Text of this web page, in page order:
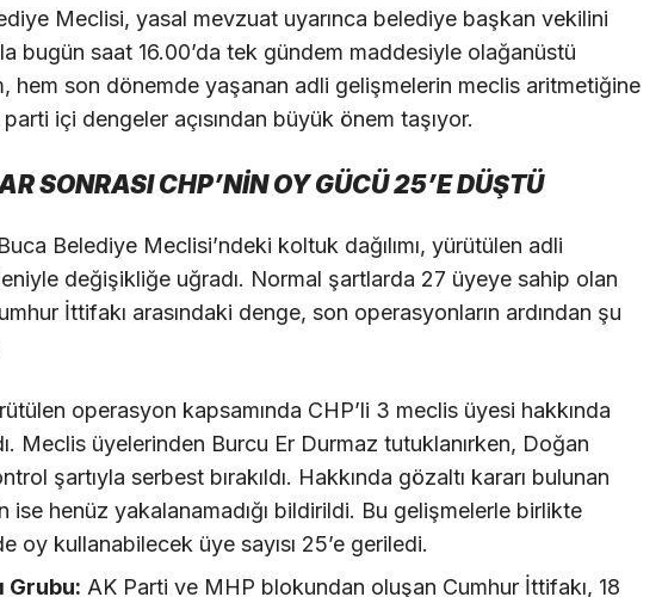
Meclisi, yasal mevzuat uyarınca belediye başkan vekilini
bugün saat 16.00’da tek gündem maddesiyle olağanüstü
hem son dönemde yaşanan adli gelişmelerin meclis aritmetiğine
parti içi dengeler açısından büyük önem taşıyor.
SONRASI CHP’NİN OY GÜCÜ 25’E DÜŞTÜ
Belediye Meclisi’ndeki koltuk dağılımı, yürütülen adli
değişikliğe uğradı. Normal şartlarda 27 üyeye sahip olan
İttifakı arasındaki denge, son operasyonların ardından şu
operasyon kapsamında CHP’li 3 meclis üyesi hakkında
Meclis üyelerinden Burcu Er Durmaz tutuklanırken, Doğan
şartıyla serbest bırakıldı. Hakkında gözaltı kararı bulunan
ise henüz yakalanamadığı bildirildi. Bu gelişmelerle birlikte
oy kullanabilecek üye sayısı 25’e geriledi.
Grubu: AK Parti ve MHP blokundan oluşan Cumhur İttifakı, 18